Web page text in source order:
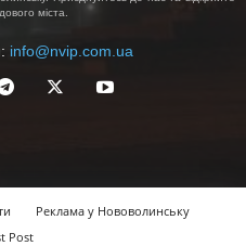
міста.
info@nvip.com.ua
Реклама у Нововолинську
Post